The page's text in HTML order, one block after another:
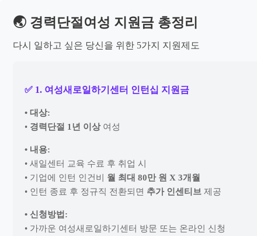
🌏 경력단절여성 지원금 총정리
다시 일하고 싶은 당신을 위한 5가지 지원제도
✅ 1. 여성새로일하기센터 인턴십 지원금
• 대상:
• 경력단절 1년 이상 여성
• 내용:
• 새일센터 교육 수료 후 취업 시
• 기업에 인턴 인건비 월 최대 80만 원 X 3개월
• 인턴 종료 후 정규직 전환되면 추가 인센티브 제공
• 신청방법:
• 가까운 여성새로일하기센터 방문 또는 온라인 신청